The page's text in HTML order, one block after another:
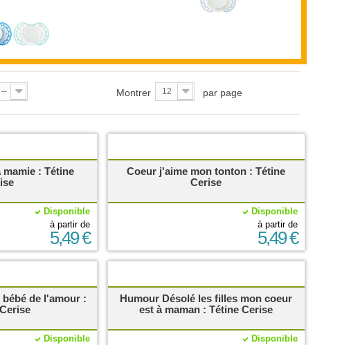
-- Montrer 12 par page
: Tétine
Disponible
à partir de
5,49 €
Coeur j'aime mon tonton : Tétine
Cerise
Disponible
à partir de
5,49 €
de l'amour :
Disponible
Humour Désolé les filles mon coeur
est à maman : Tétine Cerise
Disponible